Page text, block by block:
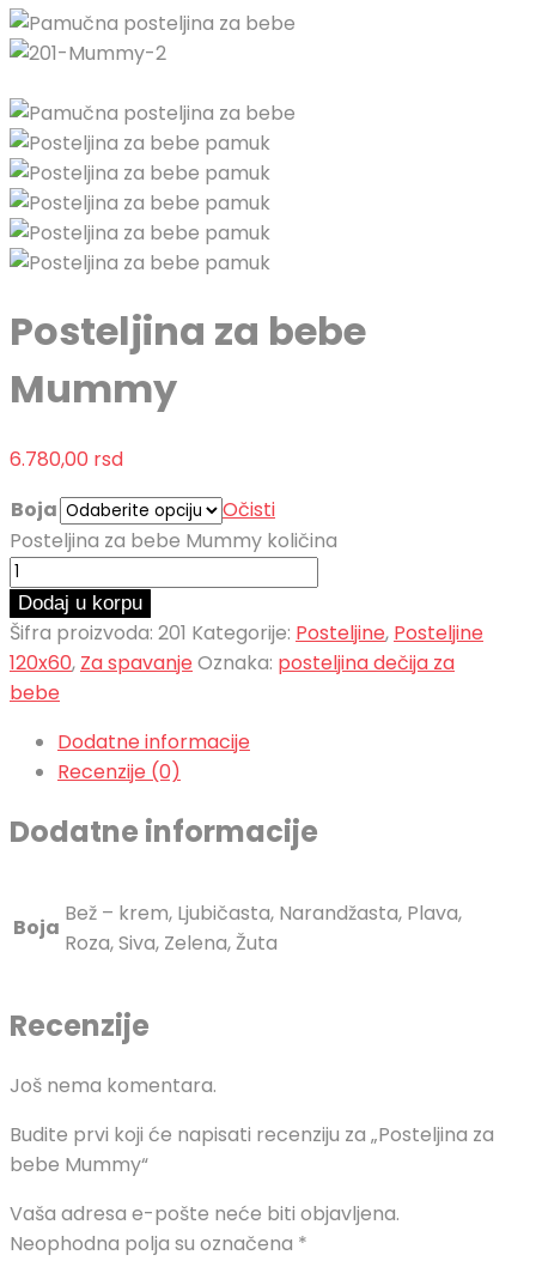
Posteljina za bebe
Mummy
6.780,00 rsd
Boja
Očisti
Posteljina za bebe Mummy količina
Dodaj u korpu
Šifra proizvoda: 201 Kategorije: Posteljine, Posteljine
120x60, Za spavanjeOznaka: posteljina dečija za
bebe
Dodatne informacije
Recenzije (0)
Dodatne informacije
Boja
Bež – krem, Ljubičasta, Narandžasta, Plava,
Roza, Siva, Zelena, Žuta
Recenzije
Još nema komentara.
Budite prvi koji će napisati recenziju za „Posteljina za
bebe Mummy“
Vaša adresa e-pošte neće biti objavljena.
Neophodna polja su označena *